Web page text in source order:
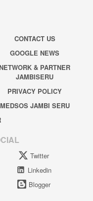
CONTACT US
GOOGLE NEWS
NETWORK & PARTNER
JAMBISERU
PRIVACY POLICY
MEDSOS JAMBI SERU
Twitter
Linkedin
Blogger